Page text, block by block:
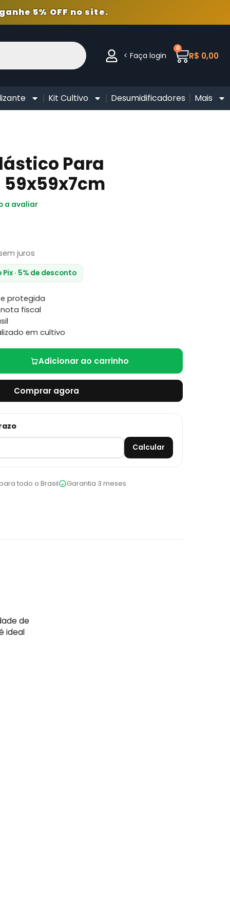
5% OFF no site.
< Faça login R$ 0,00
0
Kit Cultivo Desumidificadores Mais
Para
a avaliar
juros
· 5% de desconto
e protegida
fiscal
em cultivo
Adicionar ao carrinho
Comprar agora
Calcular
todo o Brasil Garantia 3 meses
de
ideal